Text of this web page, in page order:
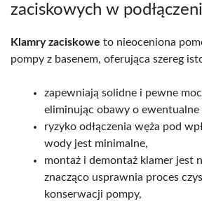
zaciskowych w
Klamry zaciskowe to nieoceniona
pompy z basenem, oferująca szereg
zapewniają solidne i pewne
eliminując obawy o ewentualne
ryzyko odłączenia węża pod
wody jest minimalne,
montaż i demontaż klamer jest
znacząco usprawnia proces
konserwacji pompy,